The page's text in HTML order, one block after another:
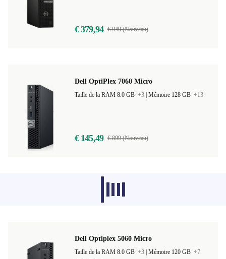
€ 379,94 € 949 (Nouveau)
Dell OptiPlex 7060 Micro
Taille de la RAM 8.0 GB +3 Mémoire 128 GB +13
€ 145,49 € 899 (Nouveau)
Les produits recommandés dans d'autres
catégories ne se chargent pas pour le
Dell Optiplex 5060 Micro